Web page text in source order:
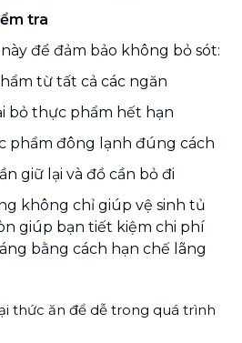
tra
để đảm bảo không bỏ sót:
từ tất cả các ngăn
bỏ thực phẩm hết hạn
phẩm đông lạnh đúng cách
giữ lại và đồ cần bỏ đi
không chỉ giúp vệ sinh tủ
giúp bạn tiết kiệm chi phí
bằng cách hạn chế lãng